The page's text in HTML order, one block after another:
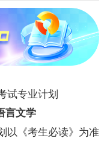
试专业计划
言文学
以《考生必读》为准